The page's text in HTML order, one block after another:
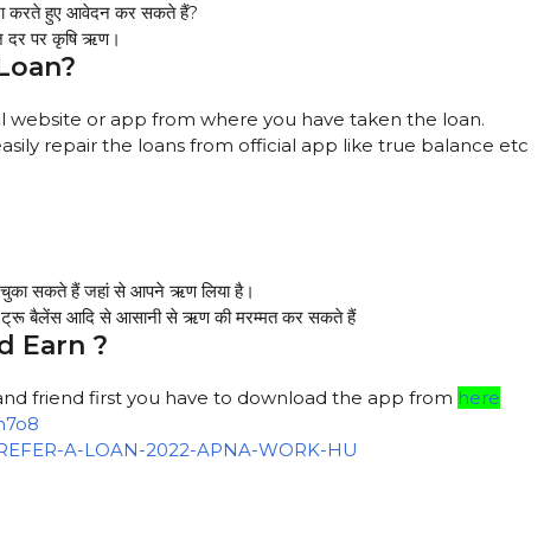
करते हुए आवेदन कर सकते हैं?
दर पर कृषि ऋण।
website or app from where you have taken the loan.
repair the loans from official app like true balance etc
चुका सकते हैं जहां से आपने ऋण लिया है।
ट्रू बैलेंस आदि से आसानी से ऋण की मरम्मत कर सकते हैं
Earn ?
friend first you have to download the app from here